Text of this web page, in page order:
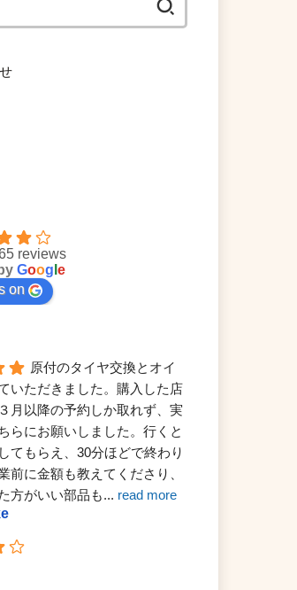
reviews
Goog e
on
原付のタイヤ交換とオイ
いただきました。購入した店
月以降の予約しか取れず、実
らにお願いしました。行くと
てもらえ、30分ほどで終わり
前に金額も教えてくださり、
方がいい部品も... read more